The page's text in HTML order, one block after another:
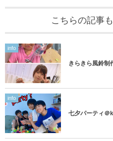
こちらの記事
info
きらきら風鈴
info
七夕パーティ＠